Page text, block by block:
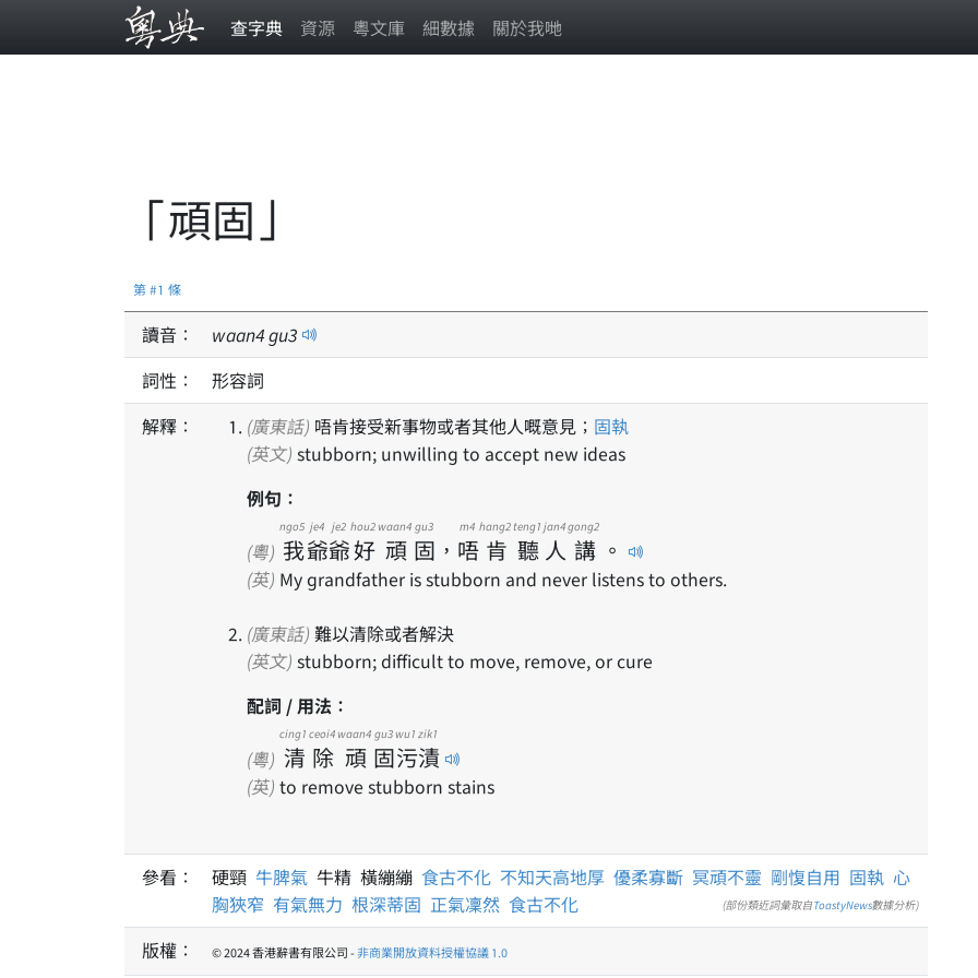
查字典 資源 粵文庫 細數據 關於我哋
「頑固」
第 #1 條
讀音： waan4gu3
詞性：
形容詞
解釋：
(廣東話) 唔肯接受新事物或者其他人嘅意見； 固執
(英文) stubborn; unwilling to accept new ideas
例句：
(粵) 我
ngo5
爺
je4
爺
je2
好
hou2
頑
waan4
固
gu3
， 唔
m4
肯
hang2
聽
teng1
人
jan4
講
gong2
。
(英) My grandfather is stubborn and never listens to others.
(廣東話) 難以清除或者解決
(英文) stubborn; difficult to move, remove, or cure
配詞 / 用法：
(粵) 清
cing1
除
ceoi4
頑
waan4
固
gu3
污
wu1
漬
zik1
(英) to remove stubborn stains
參看： 硬頸 牛脾氣 牛精 橫繃繃 食古不化 不知天高地厚 優柔寡斷 冥頑不靈 剛愎自用 固執 心
胸狹窄 有氣無力 根深蒂固 正氣凜然 食古不化 (部份類近詞彙取自ToastyNews數據分析)
版權： © 2024 香港辭書有限公司 -非商業開放資料授權協議 1.0